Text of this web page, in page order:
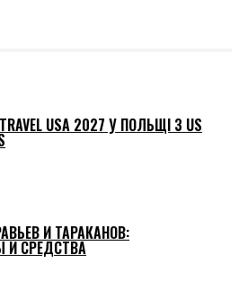
USA 2027 У ПОЛЬЩІ З US
И ТАРАКАНОВ:
И СРЕДСТВА